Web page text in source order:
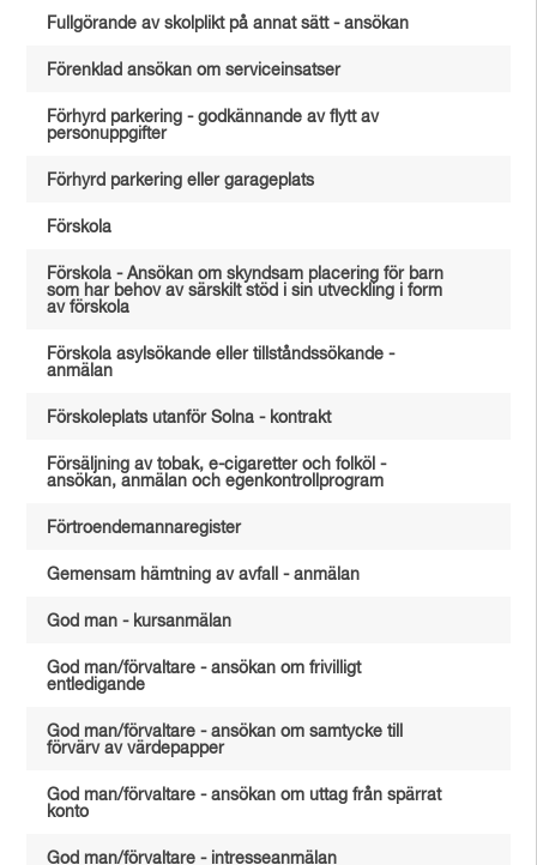
Fullgörande av skolplikt på annat sätt - ansökan
Förenklad ansökan om serviceinsatser
Förhyrd parkering - godkännande av flytt av
personuppgifter
Förhyrd parkering eller garageplats
Förskola
Förskola - Ansökan om skyndsam placering för barn
som har behov av särskilt stöd i sin utveckling i form
av förskola
Förskola asylsökande eller tillståndssökande -
anmälan
Förskoleplats utanför Solna - kontrakt
Försäljning av tobak, e-cigaretter och folköl -
ansökan, anmälan och egenkontrollprogram
Förtroendemannaregister
Gemensam hämtning av avfall - anmälan
God man - kursanmälan
God man/förvaltare - ansökan om frivilligt
entledigande
God man/förvaltare - ansökan om samtycke till
förvärv av värdepapper
God man/förvaltare - ansökan om uttag från spärrat
konto
God man/förvaltare - intresseanmälan